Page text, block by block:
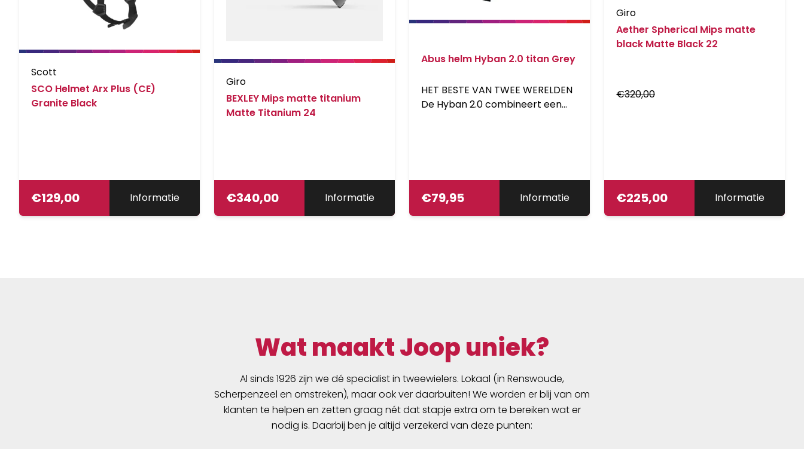
Scott
SCO Helmet Arx Plus (CE)
Granite Black
€129,00 Informatie
Giro
BEXLEY Mips matte titanium
Matte Titanium 24
€340,00 Informatie
Abus helm Hyban 2.0 titan Grey
HET BESTE VAN TWEE WERELDEN
De Hyban 2.0 combineert een
2.0 de perfecte helm voor
dagelijkse gebruik in de stad.
€79,95 Informatie
Giro
Aether Spherical Mips matte
black Matte Black 22
€320,00
€225,00 Informatie
Wat maakt Joop uniek?
Al sinds 1926 zijn we dé specialist in tweewielers. Lokaal (in Renswoude,
Scherpenzeel en omstreken), maar ook ver daarbuiten! We worden er blij van om
klanten te helpen en zetten graag nét dat stapje extra om te bereiken wat er
nodig is. Daarbij ben je altijd verzekerd van deze punten: